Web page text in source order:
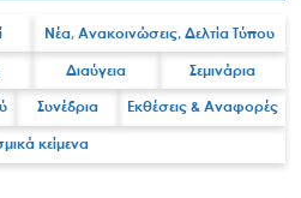
Νέα, Ανακοινώσεις, Δελτία Τύπου
Διαύγεια Σεμινάρια
Συνέδρια Εκθέσεις & Αναφορές
κείμενα